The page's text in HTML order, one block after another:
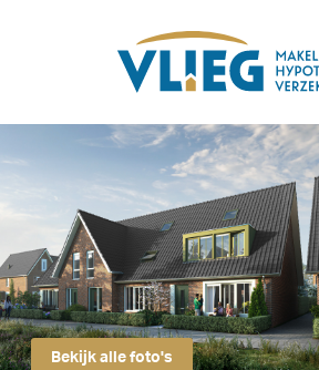
Bekijk alle foto's